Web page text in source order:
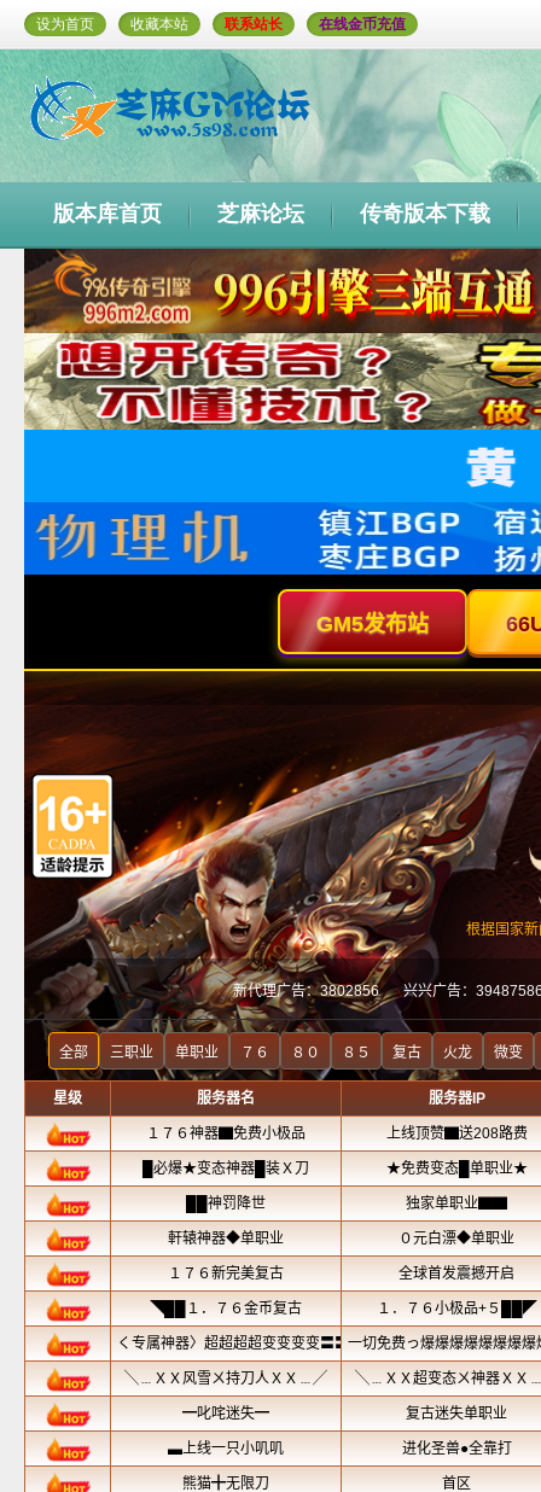
设为首页 收藏本站 联系站长 在线金币充值
版本库首页 芝麻论坛 传奇版本下载